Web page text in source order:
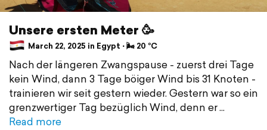
Unsere ersten Meter 🥳
March 22, 2025 in Egypt ⋅ 🌬 20 °C
Nach der längeren Zwangspause - zuerst drei Tage
kein Wind, dann 3 Tage böiger Wind bis 31 Knoten -
trainieren wir seit gestern wieder. Gestern war so ein
grenzwertiger Tag bezüglich Wind, denn er
Read more